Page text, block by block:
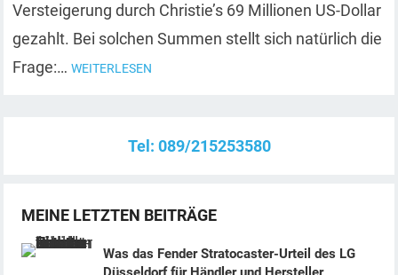
Versteigerung durch Christie’s 69 Millionen US-Dollar
gezahlt. Bei solchen Summen stellt sich natürlich die
Frage:…WEITERLESEN
Tel: 089/215253580
MEINE LETZTEN BEITRÄGE
Was das Fender Stratocaster-Urteil des LG